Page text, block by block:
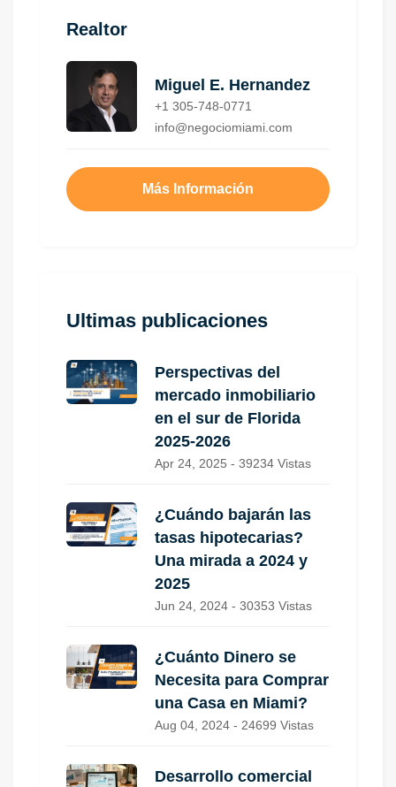
Realtor
Miguel E. Hernandez
+1 305-748-0771
info@negociomiami.com
Más Información
Ultimas publicaciones
Perspectivas del
mercado inmobiliario
en el sur de Florida
2025-2026
Apr 24, 2025 - 39234 Vistas
¿Cuándo bajarán las
tasas hipotecarias?
Una mirada a 2024 y
2025
Jun 24, 2024 - 30353 Vistas
¿Cuánto Dinero se
Necesita para Comprar
una Casa en Miami?
Aug 04, 2024 - 24699 Vistas
Desarrollo comercial